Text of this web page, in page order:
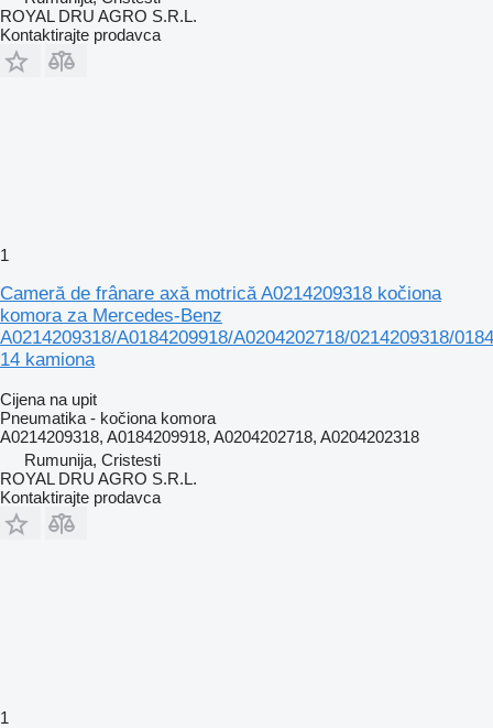
ROYAL DRU AGRO S.R.L.
Kontaktirajte prodavca
1
Cameră de frânare axă motrică A0214209318 kočiona
komora za Mercedes-Benz
A0214209318/A0184209918/A0204202718/0214209318/
14 kamiona
Cijena na upit
Pneumatika - kočiona komora
A0214209318, A0184209918, A0204202718, A0204202318
Rumunija, Cristesti
ROYAL DRU AGRO S.R.L.
Kontaktirajte prodavca
1